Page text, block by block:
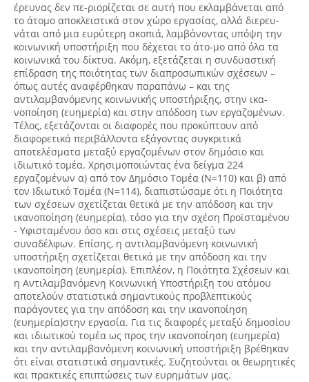
έρευνας δεν πε-ριορίζεται σε αυτή που εκλαμβάνεται από
το άτομο αποκλειστικά στον χώρο εργασίας, αλλά διερευ-
νάται από μια ευρύτερη σκοπιά, λαμβάνοντας υπόψη την
κοινωνική υποστήριξη που δέχεται το άτο-μο από όλα τα
κοινωνικά του δίκτυα. Ακόμη, εξετάζεται η συνδυαστική
επίδραση της ποιότητας των διαπροσωπικών σχέσεων –
όπως αυτές αναφέρθηκαν παραπάνω – και της
αντιλαμβανόμενης κοινωνικής υποστήριξης, στην ικα-
νοποίηση (ευημερία) και στην απόδοση των εργαζομένων.
Τέλος, εξετάζονται οι διαφορές που προκύπτουν από
διαφορετικά περιβάλλοντα εξάγοντας συγκριτικά
αποτελέσματα μεταξύ εργαζομένων στον δημόσιο και
ιδιωτικό τομέα. Χρησιμοποιώντας ένα δείγμα 224
εργαζομένων α) από τον Δημόσιο Τομέα (Ν=110) και β) από
τον Ιδιωτικό Τομέα (Ν=114), διαπιστώσαμε ότι η Ποιότητα
των σχέσεων σχετίζεται θετικά με την απόδοση και την
ικανοποίηση (ευημερία), τόσο για την σχέση Προϊσταμένου
- Υφισταμένου όσο και στις σχέσεις μεταξύ των
συναδέλφων. Επίσης, η αντιλαμβανόμενη κοινωνική
υποστήριξη σχετίζεται θετικά με την απόδοση και την
ικανοποίηση (ευημερία). Επιπλέον, η Ποιότητα Σχέσεων και
η Αντιλαμβανόμενη Κοινωνική Υποστήριξη του ατόμου
αποτελούν στατιστικά σημαντικούς προβλεπτικούς
παράγοντες για την απόδοση και την ικανοποίηση
(ευημερία)στην εργασία. Για τις διαφορές μεταξύ δημοσίου
και ιδιωτικού τομέα ως προς την ικανοποίηση (ευημερία)
και την αντιλαμβανόμενη κοινωνική υποστήριξη βρέθηκαν
ότι είναι στατιστικά σημαντικές. Συζητούνται οι θεωρητικές
και πρακτικές επιπτώσεις των ευρημάτων μας.